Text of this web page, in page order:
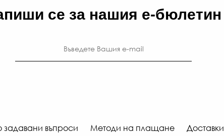
се за нашия е-бюлетин
задавани въпроси Методи на плащане Доставки